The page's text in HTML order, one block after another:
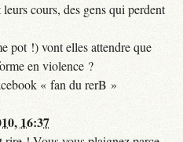
cours, des gens qui perdent
pot !) vont elles attendre que
en violence ?
« fan du rerB »
16:37